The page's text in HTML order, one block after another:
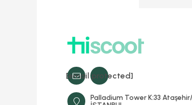
[email protected]
Palladium Tower K:33 Ataşehir/